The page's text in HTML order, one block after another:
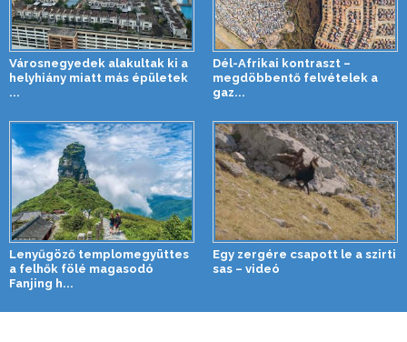
Városnegyedek alakultak ki a
helyhiány miatt más épületek
...
Dél-Afrikai kontraszt –
megdöbbentő felvételek a
gaz...
Lenyűgöző templomegyüttes
a felhők fölé magasodó
Fanjing h...
Egy zergére csapott le a szirti
sas – videó